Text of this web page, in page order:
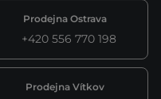
Prodejna Ostrava
+420 556 770 198
Prodejna Vítkov